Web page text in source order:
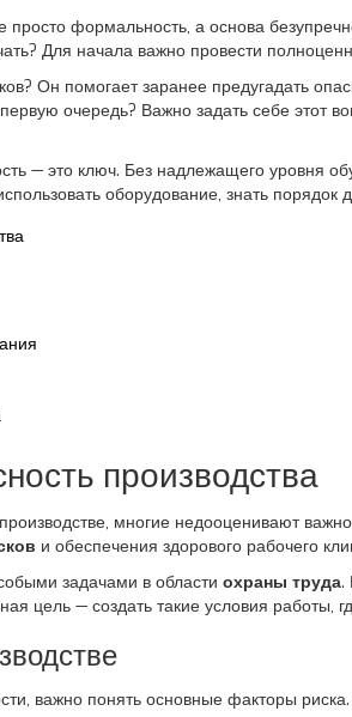
просто формальность, а основа
Для начала важно провести
Он помогает заранее предугадать
очередь? Важно задать себе этот
— это ключ. Без надлежащего уровня
оборудование, знать порядок
производства
многие недооценивают
и обеспечения здорового рабочего
задачами в области охраны труда.
цель — создать такие условия работы,
важно понять основные факторы